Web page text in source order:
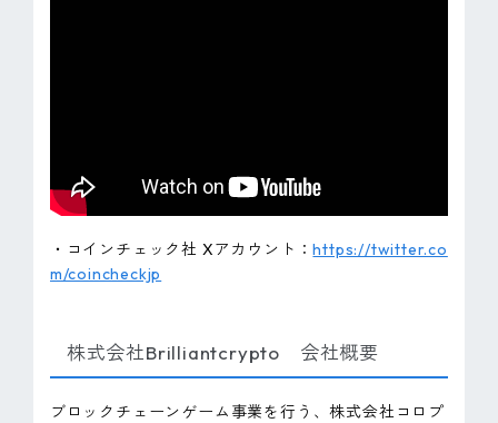
・コインチェック社 Xアカウント：https://twitter.co
m/coincheckjp
株式会社Brilliantcrypto 会社概要
ブロックチェーンゲーム事業を行う、株式会社コロプ